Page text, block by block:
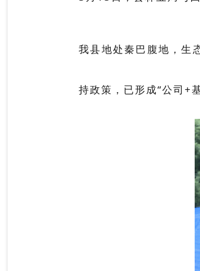
我县地处秦巴腹地，生
持政策，已形成“公司+